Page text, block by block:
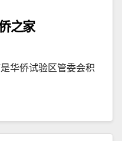
之家
华侨试验区管委会积